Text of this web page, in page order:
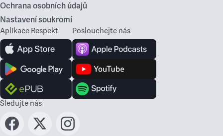
Ochrana osobních údajů
Nastavení soukromí
Aplikace Respekt Poslouchejte nás
Sledujte nás